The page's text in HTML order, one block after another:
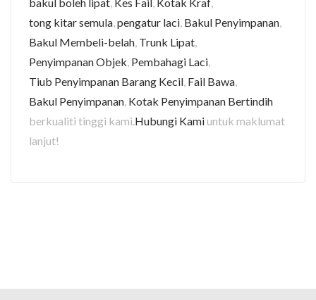
tong kitar semula pengatur laci Bakul Penyimpanan
Bakul Membeli-belah Trunk Lipat
Penyimpanan Objek Pembahagi Laci
Tiub Penyimpanan Barang Kecil Fail Bawa
Bakul Penyimpanan Kotak Penyimpanan Bertindih
berkualiti tinggi kami. Hubungi Kamiuntuk maklumat
lanjut!